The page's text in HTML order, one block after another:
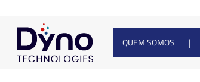
QUEM SOMOS |